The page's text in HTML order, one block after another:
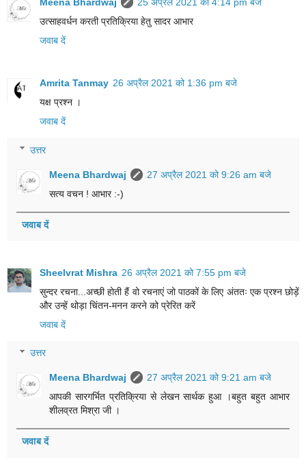
उत्साहवर्धन करती प्रतिक्रिया हेतु सादर आभार
जवाब दें
Amrita Tanmay 26 अप्रैल 2021 को 1:36 pm बजे
यक्ष प्रश्न ।
जवाब दें
उत्तर
Meena Bhardwaj
27 अप्रैल 2021 को 9:26 am बजे
सत्य वचन ! आभार :-)
जवाब दें
Sheelvrat Mishra 26 अप्रैल 2021 को 7:55 pm बजे
सुन्दर रचना...अच्छी होती हैं वो रचनाएं जो पाठकों के लिए अंततः एक प्रश्न छोड़ें
और उन्हें थोड़ा चिंतन-मनन करने को प्रेरित करें
जवाब दें
उत्तर
Meena Bhardwaj
27 अप्रैल 2021 को 9:21 am बजे
आपकी सारगर्भित प्रतिक्रिया से लेखन सार्थक हुआ ।बहुत बहुत आभार
शीलव्रत मिश्रा जी ।
जवाब दें